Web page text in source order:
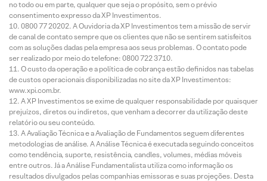
no todo ou em parte, qualquer que seja o propósito, sem o prévio
consentimento expresso da XP Investimentos.
0800 77 20202. A Ouvidoria da XP Investimentos tem a missão de servir
de canal de contato sempre que os clientes que não se sentirem satisfeitos
com as soluções dadas pela empresa aos seus problemas. O contato pode
ser realizado por meio do telefone: 0800 722 3710.
O custo da operação e a política de cobrança estão definidos nas tabelas
de custos operacionais disponibilizadas no site da XP Investimentos:
www.xpi.com.br.
A XP Investimentos se exime de qualquer responsabilidade por quaisquer
prejuízos, diretos ou indiretos, que venham a decorrer da utilização deste
relatório ou seu conteúdo.
A Avaliação Técnica e a Avaliação de Fundamentos seguem diferentes
metodologias de análise. A Análise Técnica é executada seguindo conceitos
como tendência, suporte, resistência, candles, volumes, médias móveis
entre outros. Já a Análise Fundamentalista utiliza como informação os
resultados divulgados pelas companhias emissoras e suas projeções. Desta